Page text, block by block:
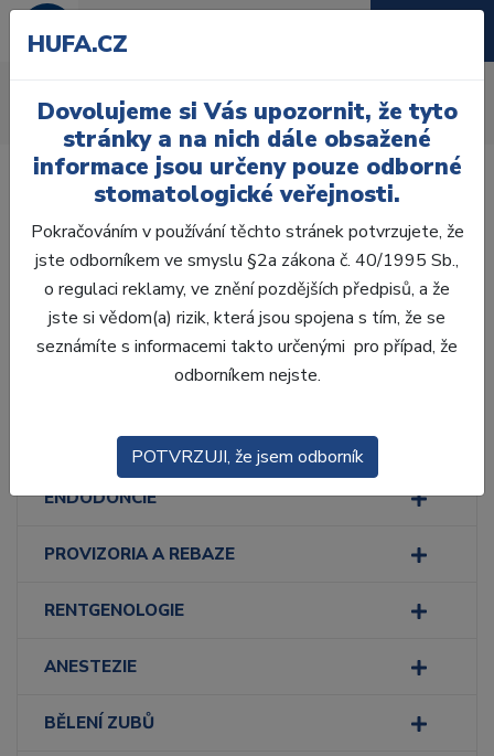
Úvod Ordinace Rotační nástroje Ostatní
Laboratoř
Ordinace
ENDODONCIE
PROVIZORIA A REBAZE
RENTGENOLOGIE
ANESTEZIE
BĚLENÍ ZUBŮ
HUFA.CZ
Dovolujeme si Vás upozornit, že tyto
stránky a na nich dále obsažené
informace jsou určeny pouze odborné
stomatologické veřejnosti.
Pokračováním v používání těchto stránek potvrzujete, že
jste odborníkem ve smyslu §2a zákona č. 40/1995 Sb.,
o regulaci reklamy, ve znění pozdějších předpisů, a že
jste si vědom(a) rizik, která jsou spojena s tím, že se
seznámíte s informacemi takto určenými pro případ, že
odborníkem nejste.
POTVRZUJI, že jsem odborník